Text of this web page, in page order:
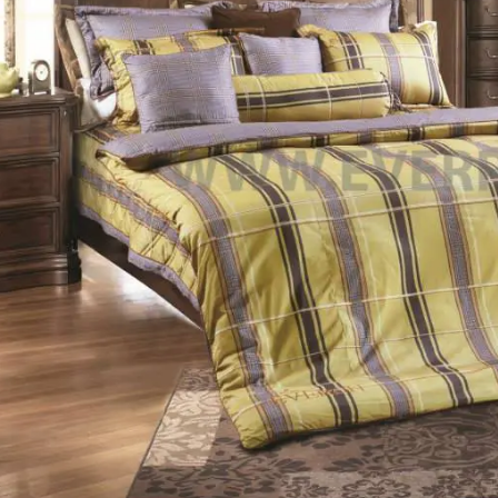
luôn biết cách làm hài
hàng
Everon
30/ 05/ 2017
vừa hỗ trợ giúp cơ thể thư giãn,
là đồ nội thất trang trí quan trọng
ngủ của cá gia đình. >>>Tin mới:
Ruột gối Everon giá bao nhiêu
Tran Quoc Vinh
27/ 05/ 2017
Bạn đang băn khoăn ruột gối Everon giá
nhiêu? gối Everon giá bao nhiêu? Tìm địa
mua ruột gối ôm Everon? Hãy cùng
Hà Đông tìm câu trả lời nhé. Chọn mua
chiếc gố có nhiều vấn đề...[Xem thêm...]